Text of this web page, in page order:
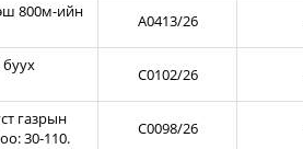
800м-ийн
A0413/26
C0102/26
газрын
30-110.
C0098/26